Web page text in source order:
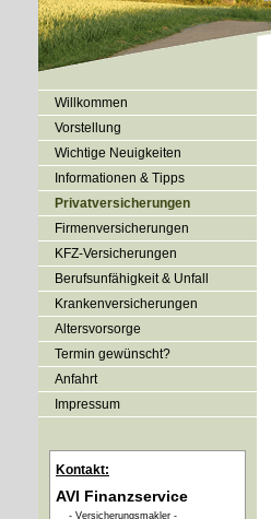
Willkommen
Vorstellung
Wichtige Neuigkeiten
Informationen & Tipps
Privatversicherungen
Firmenversicherungen
KFZ-Versicherungen
Berufsunfähigkeit & Unfall
Kranken­ver­si­che­rungen
Alters­vorsorge
Termin gewünscht?
Anfahrt
Impressum
Kontakt:
AVI Finanzservice
- Ver­sicherungs­makler -